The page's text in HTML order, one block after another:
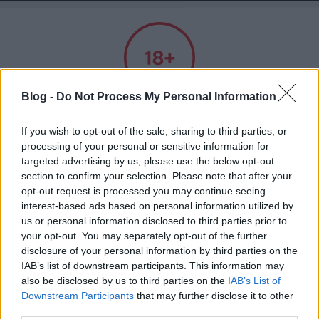
Blog - Do Not Process My Personal Information
If you wish to opt-out of the sale, sharing to third parties, or
processing of your personal or sensitive information for
targeted advertising by us, please use the below opt-out
section to confirm your selection. Please note that after your
opt-out request is processed you may continue seeing
interest-based ads based on personal information utilized by
us or personal information disclosed to third parties prior to
your opt-out. You may separately opt-out of the further
disclosure of your personal information by third parties on the
IAB’s list of downstream participants. This information may
also be disclosed by us to third parties on the IAB’s List of
Downstream Participants that may further disclose it to other
Felnőtt tartalom!
ELMÚLTAM 18 ÉVES, BELÉPEK
MÉG NEM VAGYOK 18 ÉVES
más is használja ezt a gépet
Ha felnőtt vagy, és szeretnéd, hogy az ilyen tartalmakhoz
kiskorú ne férhessen hozzá, használjszűrőprogramot
A világ legjobb viccei
Címkék»vendégség
Jön a nagyi!
Kultstáb •2019. december 06.
A paradicsomos, betűleveses fazékban élt a
betűcsalád. A két nagy "A", vagyis Apa és Anya
odafordultak a kis "gy"-hez (a Gyerekhez) és
örömmel mondták neki:- Képzeld, ma eljön hozzánk